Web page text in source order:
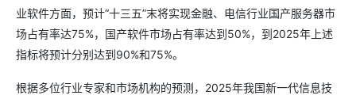
业软件方面，预计“十三五”末将实现金融、电信行业国产服务器市
场占有率达75%，国产软件市场占有率达到50%，到2025年上述
指标将预计分别达到90%和75%。
根据多位行业专家和市场机构的预测，2025年我国新一代信息技